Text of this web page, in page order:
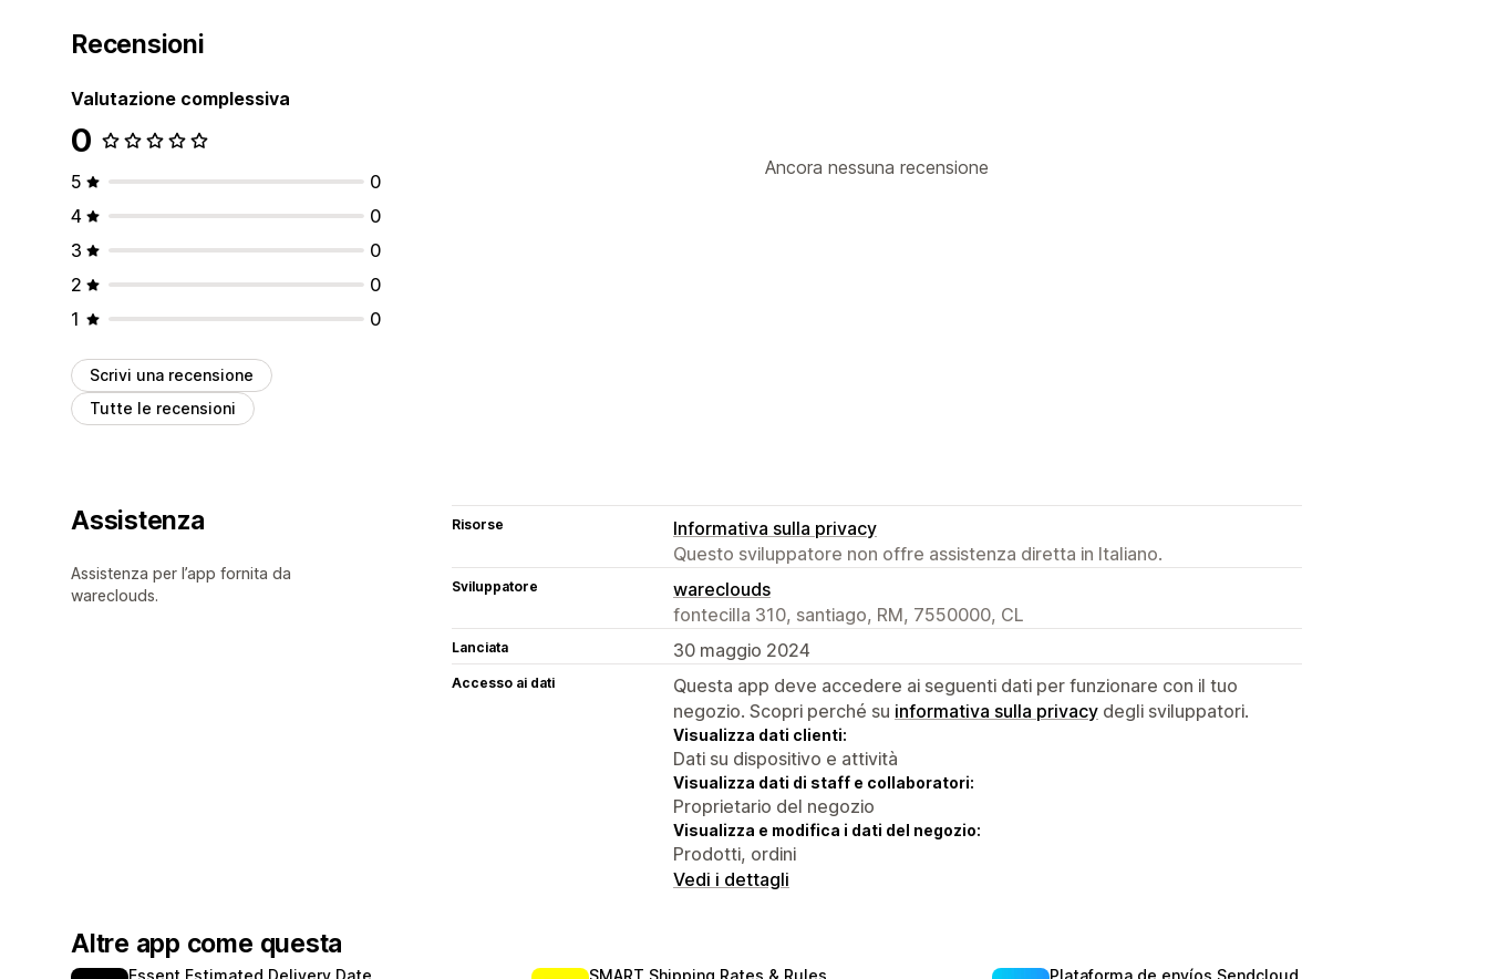
Recensioni
Valutazione complessiva
0
5
0
4
0
3
0
2
0
1
0
Scrivi una recensione
Tutte le recensioni
Ancora nessuna recensione
Assistenza
Assistenza per l’app fornita da
wareclouds.
Risorse
Informativa sulla privacy
Questo sviluppatore non offre assistenza diretta in Italiano.
Sviluppatore
wareclouds
fontecilla 310, santiago, RM, 7550000, CL
Lanciata 30 maggio 2024
Accesso ai dati
Questa app deve accedere ai seguenti dati per funzionare con il tuo
negozio. Scopri perché su informativa sulla privacy degli sviluppatori.
Visualizza dati clienti:
Dati su dispositivo e attività
Visualizza dati di staff e collaboratori:
Proprietario del negozio
Visualizza e modifica i dati del negozio:
Prodotti, ordini
Vedi i dettagli
Altre app come questa
Essent Estimated Delivery Date SMART Shipping Rates & Rules Plataforma de envíos Sendcloud